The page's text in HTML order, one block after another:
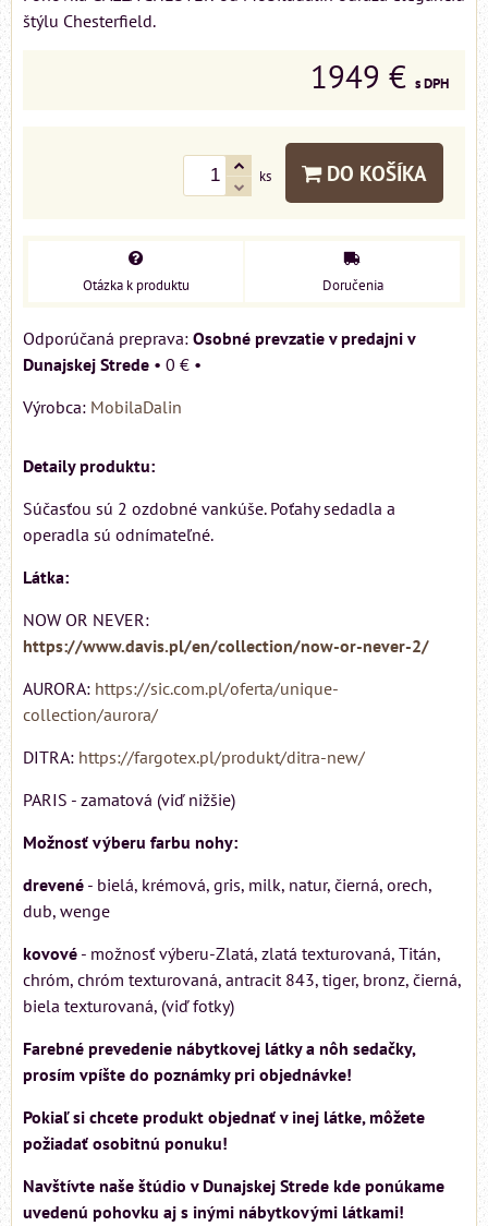
štýlu Chesterfield.
1949 € s DPH
ks DO KOŠÍKA
Otázka k produktu Doručenia
Osobné prevzatie v predajni v
Dunajskej Strede • 0 € •
Výrobca: MobilaDalin
Detaily produktu:
Súčasťou sú 2 ozdobné vankúše. Poťahy sedadla a
operadla sú odnímateľné.
Látka:
NOW OR NEVER:
https://www.davis.pl/en/collection/now-or-never-2/
AURORA: https://sic.com.pl/oferta/unique-
collection/aurora/
DITRA: https://fargotex.pl/produkt/ditra-new/
PARIS - zamatová (viď nižšie)
Možnosť výberu farbu nohy:
drevené - bielá, krémová, gris, milk, natur, čierná, orech,
dub, wenge
kovové - možnosť výberu-Zlatá, zlatá texturovaná, Titán,
chróm, chróm texturovaná, antracit 843, tiger, bronz, čierná,
biela texturovaná, (viď fotky)
Farebné prevedenie nábytkovej látky a nôh sedačky,
prosím vpíšte do poznámky pri objednávke!
Pokiaľ si chcete produkt objednať v inej látke, môžete
požiadať osobitnú ponuku!
Navštívte naše štúdio v Dunajskej Strede kde ponúkame
uvedenú pohovku aj s inými nábytkovými látkami!